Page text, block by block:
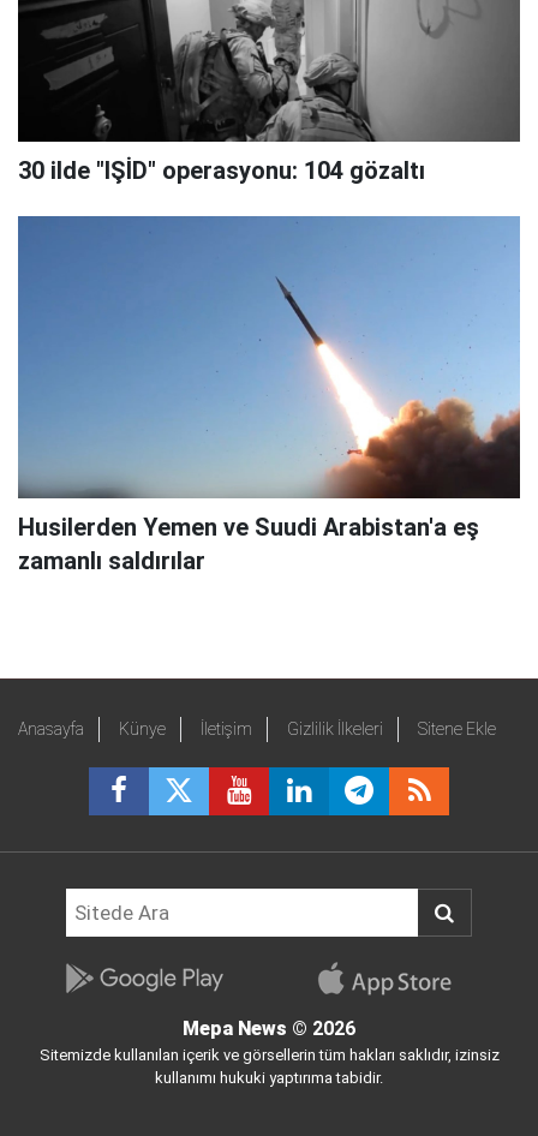
30 ilde "IŞİD" operasyonu: 104 gözaltı
Husilerden Yemen ve Suudi Arabistan'a eş
zamanlı saldırılar
Anasayfa Künye İletişim Gizlilik İlkeleri Sitene Ekle
Mepa News © 2026
Sitemizde kullanılan içerik ve görsellerin tüm hakları saklıdır, izinsiz
kullanımı hukuki yaptırıma tabidir.